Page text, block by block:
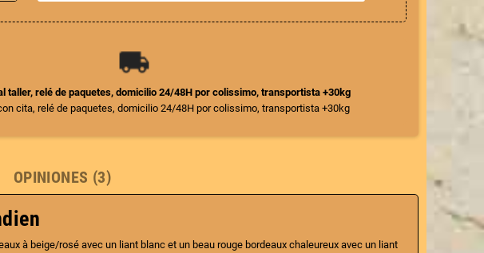
taller, relé de paquetes, domicilio 24/48H por colissimo, transportista +30kg
cita, relé de paquetes, domicilio 24/48H por colissimo, transportista +30kg
OPINIONES (3)
à beige/rosé avec un liant blanc et un beau rouge bordeaux chaleureux avec un liant